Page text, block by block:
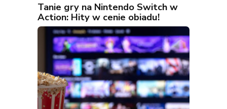
Tanie gry na Nintendo Switch w
Action: Hity w cenie obiadu!